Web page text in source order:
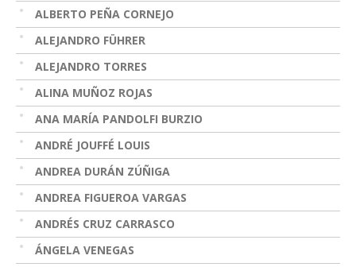
ALBERTO PEÑA CORNEJO
ALEJANDRO FÜHRER
ALEJANDRO TORRES
ALINA MUÑOZ ROJAS
ANA MARÍA PANDOLFI BURZIO
ANDRÉ JOUFFÉ LOUIS
ANDREA DURÁN ZÚÑIGA
ANDREA FIGUEROA VARGAS
ANDRÉS CRUZ CARRASCO
ÁNGELA VENEGAS